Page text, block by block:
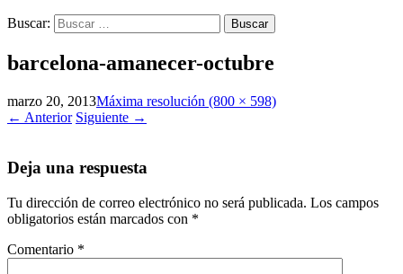
Buscar:
barcelona-amanecer-octubre
marzo 20, 2013Máxima resolución (800 × 598)
← Anterior Siguiente →
Deja una respuesta
Tu dirección de correo electrónico no será publicada. Los campos
obligatorios están marcados con *
Comentario *